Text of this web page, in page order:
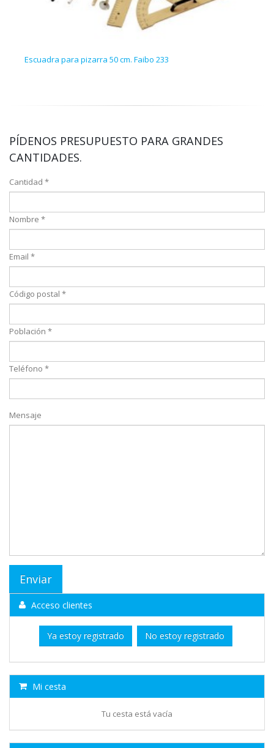
Escuadra para pizarra 50 cm. Faibo 233
PÍDENOS PRESUPUESTO PARA GRANDES
CANTIDADES.
Cantidad *
Nombre *
Email *
Código postal *
Población *
Teléfono *
Mensaje
Acceso clientes
Ya estoy registrado No estoy registrado
Mi cesta
Tu cesta está vacía